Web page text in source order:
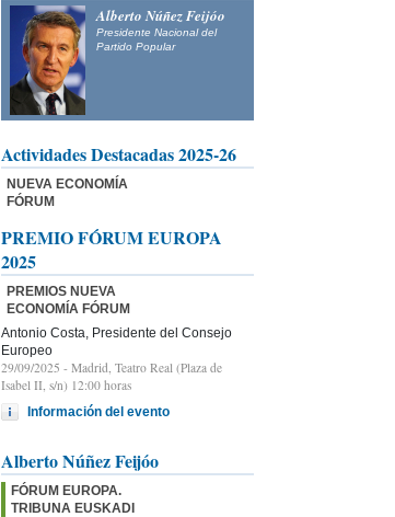
Alberto Núñez Feijóo
Presidente Nacional del
Partido Popular
Actividades Destacadas 2025-26
NUEVA ECONOMÍA
FÓRUM
PREMIO FÓRUM EUROPA
2025
PREMIOS NUEVA
ECONOMÍA FÓRUM
Antonio Costa, Presidente del Consejo
Europeo
29/09/2025 - Madrid, Teatro Real (Plaza de
Isabel II, s/n) 12:00 horas
Información del evento
Alberto Núñez Feijóo
FÓRUM EUROPA.
TRIBUNA EUSKADI